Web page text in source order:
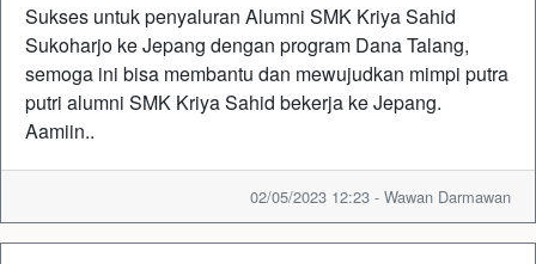
Sukses untuk penyaluran Alumni SMK Kriya Sahid
Sukoharjo ke Jepang dengan program Dana Talang,
semoga ini bisa membantu dan mewujudkan mimpi putra
putri alumni SMK Kriya Sahid bekerja ke Jepang.
Aamiin..
02/05/2023 12:23 - Wawan Darmawan